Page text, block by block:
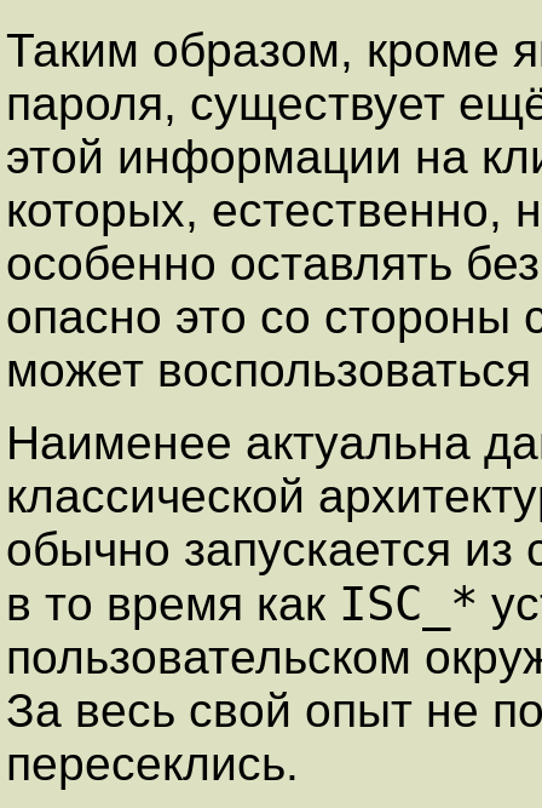
Таким образом, кроме
пароля, существует
этой информации на
которых, естественно,
особенно оставлять
опасно это со стороны
может
Наименее актуальна
классической
обычно запускается из
в то время как ISC_*
пользовательском
За весь свой опыт не
пересеклись.